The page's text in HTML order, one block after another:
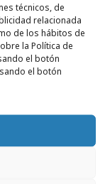
técnicos, de
relacionada
de los hábitos de
la Política de
el botón
el botón
el papel
B2B: “Un
es un
Hay que
de cara a
secciones